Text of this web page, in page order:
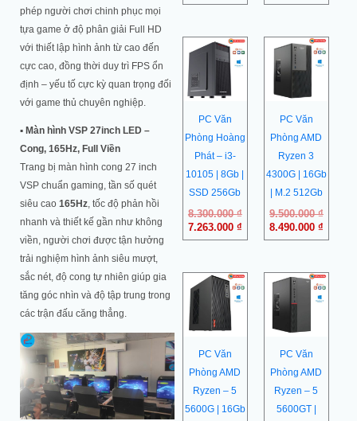
phép người chơi chinh phục mọi
tựa game ở độ phân giải Full HD
với thiết lập hình ảnh từ cao đến
cực cao, đồng thời duy trì FPS ổn
định – yếu tố cực kỳ quan trọng đối
với game thủ chuyên nghiệp.
▪ Màn hình VSP 27inch LED –
Cong, 165Hz, Full Viền
Trang bị màn hình cong 27 inch
VSP chuẩn gaming, tần số quét
siêu cao 165Hz, tốc độ phản hồi
nhanh và thiết kế gần như không
viền, người chơi được tận hưởng
trải nghiệm hình ảnh siêu mượt,
sắc nét, độ cong tự nhiên giúp gia
tăng góc nhìn và độ tập trung trong
các trận đấu căng thẳng.
PC Văn
Phòng Hoàng
Phát – i3-
10105 | 8Gb |
SSD 256Gb
8.300.000₫
Giá
gốc
7.263.000 ₫
Giá
hiện
7.263.000 ₫.
PC Văn
Phòng AMD
Ryzen 3
4300G | 16Gb
| M.2 512Gb
9.500.000₫
Giá
gốc
8.490.000 ₫
Giá
hiện
PC Văn
Phòng AMD
Ryzen – 5
5600G | 16Gb
PC Văn
Phòng AMD
Ryzen – 5
5600GT |